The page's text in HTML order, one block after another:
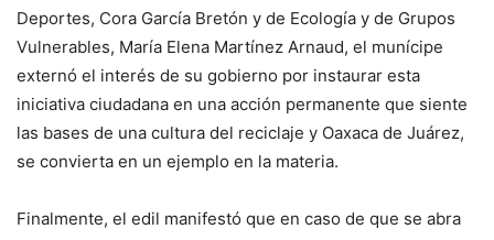
Deportes, Cora García Bretón y de Ecología y de Grupos
Vulnerables, María Elena Martínez Arnaud, el munícipe
externó el interés de su gobierno por instaurar esta
iniciativa ciudadana en una acción permanente que siente
las bases de una cultura del reciclaje y Oaxaca de Juárez,
se convierta en un ejemplo en la materia.
Finalmente, el edil manifestó que en caso de que se abra